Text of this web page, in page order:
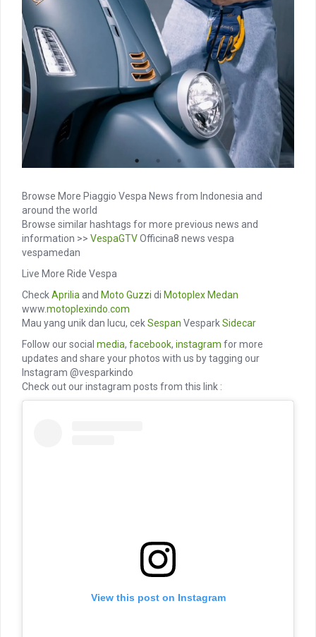
Browse More Piaggio Vespa News from Indonesia and
around the world
Browse similar hashtags for more previous news and
information >> VespaGTVOfficina8 news vespa
vespamedan
Live More Ride Vespa
CheckAprilia and Moto Guzzi di Motoplex Medan
www.motoplexindo.com
Mau yang unik dan lucu, cekSespan VesparkSidecar
Follow our social media, facebook, instagram for more
updates and share your photos with us by tagging our
Instagram @vesparkindo
Check out our instagram posts from this link :
View this post on Instagram